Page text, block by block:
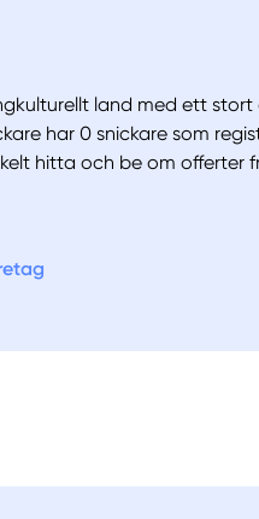
Välj tillvägagångssätt
land med ett stort
har 0 snickare som
hitta och be om offerter